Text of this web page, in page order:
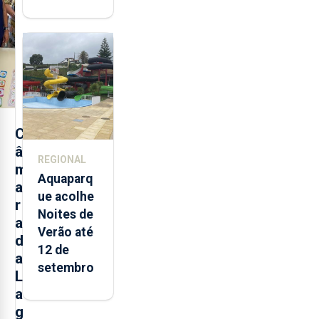
C
â
m
a
r
a
d
a
L
a
g
toneladas
de
alimentos
entre
2021 e
2025 nos
Açores
REGIONAL
Aquaparq
ue acolhe
Noites de
Verão até
12 de
setembro